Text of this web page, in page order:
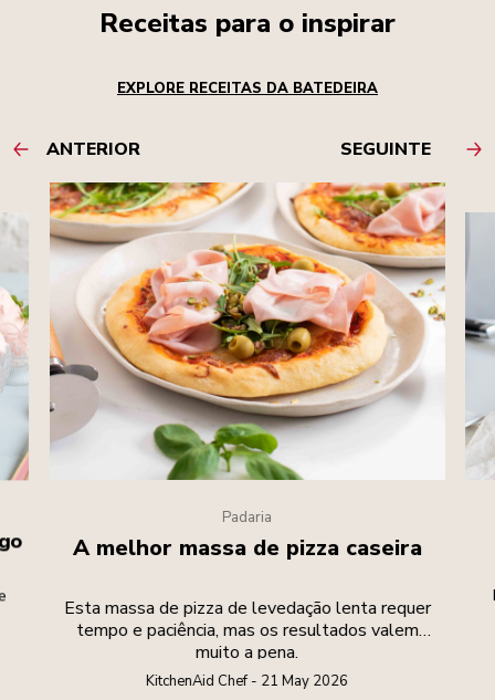
Receitas para o inspirar
EXPLORE RECEITAS DA BATEDEIRA
ANTERIOR SEGUINTE
Padaria
A melhor massa de pizza caseira
Esta massa de pizza de levedação lenta requer
tempo e paciência, mas os resultados valem
muito a pena.
KitchenAid Chef - 21 May 2026